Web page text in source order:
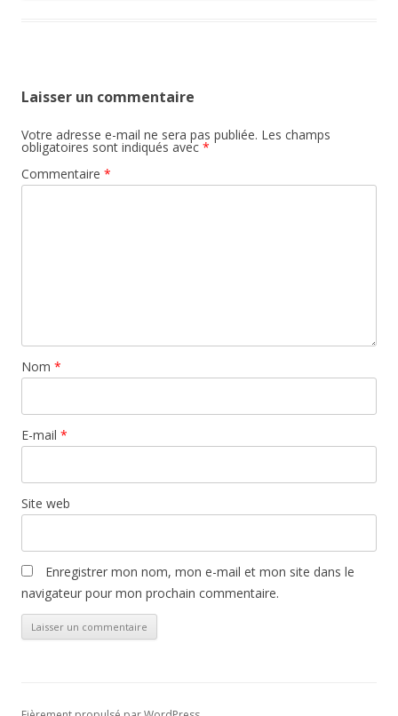
Laisser un commentaire
Votre adresse e-mail ne sera pas publiée. Les champs
obligatoires sont indiqués avec *
Commentaire *
Nom *
E-mail *
Site web
Enregistrer mon nom, mon e-mail et mon site dans le
navigateur pour mon prochain commentaire.